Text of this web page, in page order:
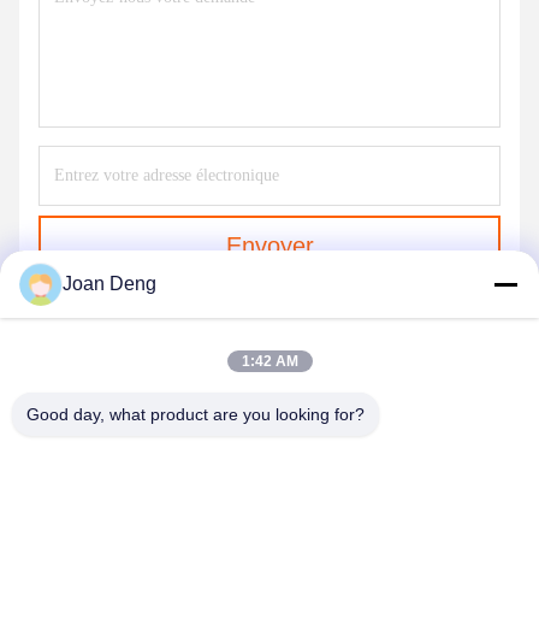
Envoyer
Joan Deng
1:42 AM
Good day, what product are you looking for?